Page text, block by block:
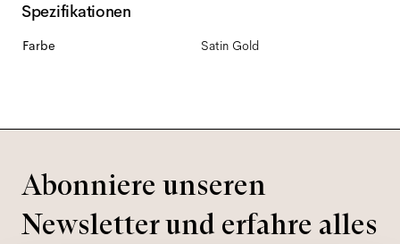
Spezifikationen
Farbe Satin Gold
Abonniere unseren
Newsletter und erfahre alles